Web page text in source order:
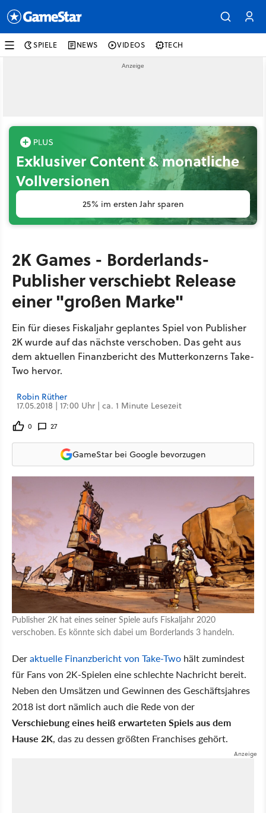
SPIELE NEWS VIDEOS TECH
Exklusiver Content & monatliche
Vollversionen
25% im ersten Jahr sparen
2K Games - Borderlands-
Publisher verschiebt Release
einer "großen Marke"
Ein für dieses Fiskaljahr geplantes Spiel von Publisher
2K wurde auf das nächste verschoben. Das geht aus
dem aktuellen Finanzbericht des Mutterkonzerns Take-
Two hervor.
Robin Rüther
17.05.2018 | 17:00 Uhr | ca. 1 Minute Lesezeit
0 27
GameStar bei Google bevorzugen
Publisher 2K hat eines seiner Spiele aufs Fiskaljahr 2020
verschoben. Es könnte sich dabei um Borderlands 3 handeln.
Deraktuelle Finanzbericht von Take-Two hält zumindest
für Fans von 2K-Spielen eine schlechte Nachricht bereit.
Neben den Umsätzen und Gewinnen des Geschäftsjahres
2018 ist dort nämlich auch die Rede von der
Verschiebung eines heiß erwarteten Spiels aus dem
Hause 2K, das zu dessen größten Franchises gehört.